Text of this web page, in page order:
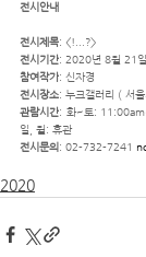
전시안내
전시제목: <!...?>
전시기간: 2020년 8월 21
참여작가: 신자경
전시장소: 누크갤러리 ( 서
관람시간: 화~토:
일, 월: 휴관
전시문의: 02-732-7241
2020